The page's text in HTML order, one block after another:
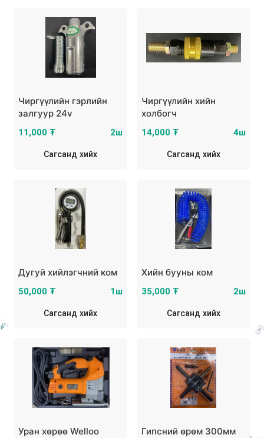
Чиргүүлийн гэрлийн
залгуур 24v
11,000 ₮ 2ш
Сагсанд хийх
Чиргүүлийн хийн
холбогч
14,000 ₮ 4ш
Сагсанд хийх
Дугуй хийлэгчний ком
50,000 ₮ 1ш
Сагсанд хийх
Хийн бууны ком
35,000 ₮ 2ш
Сагсанд хийх
Уран хөрөө Welloo Гипсний өрөм 300мм